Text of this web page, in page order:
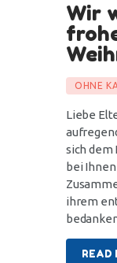
Wir
OHNE
Liebe
sich dem
bei
ihrem
READ